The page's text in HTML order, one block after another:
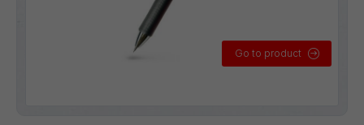
Go to product